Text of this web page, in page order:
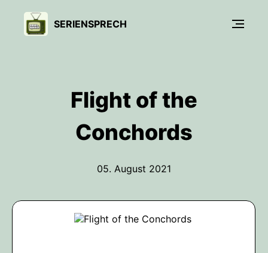
SERIENSPRECH
Flight of the
Conchords
05. August 2021